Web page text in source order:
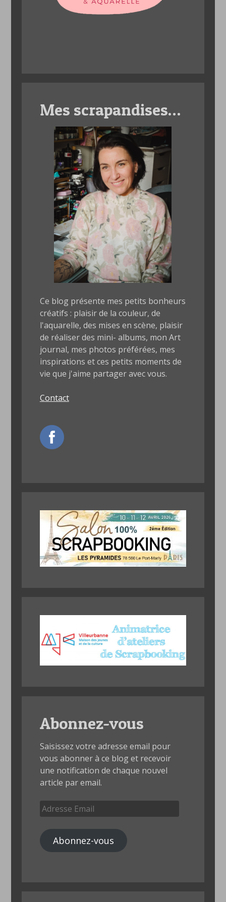
Mes scrapandises…
Ce blog présente mes petits bonheurs
créatifs : plaisir de la couleur, de
l'aquarelle, des mises en scène, plaisir
de réaliser des mini- albums, mon Art
journal, mes photos préférées, mes
inspirations et ces petits moments de
vie que j'aime partager avec vous.
Contact
Abonnez-vous
Saisissez votre adresse email pour
vous abonner à ce blog et recevoir
une notification de chaque nouvel
article par email.
Adresse
Email
Abonnez-vous